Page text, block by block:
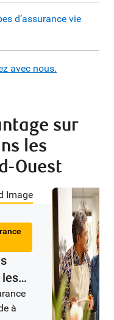
d’assurance vie
avec nous.
sur
les
Ouest
à